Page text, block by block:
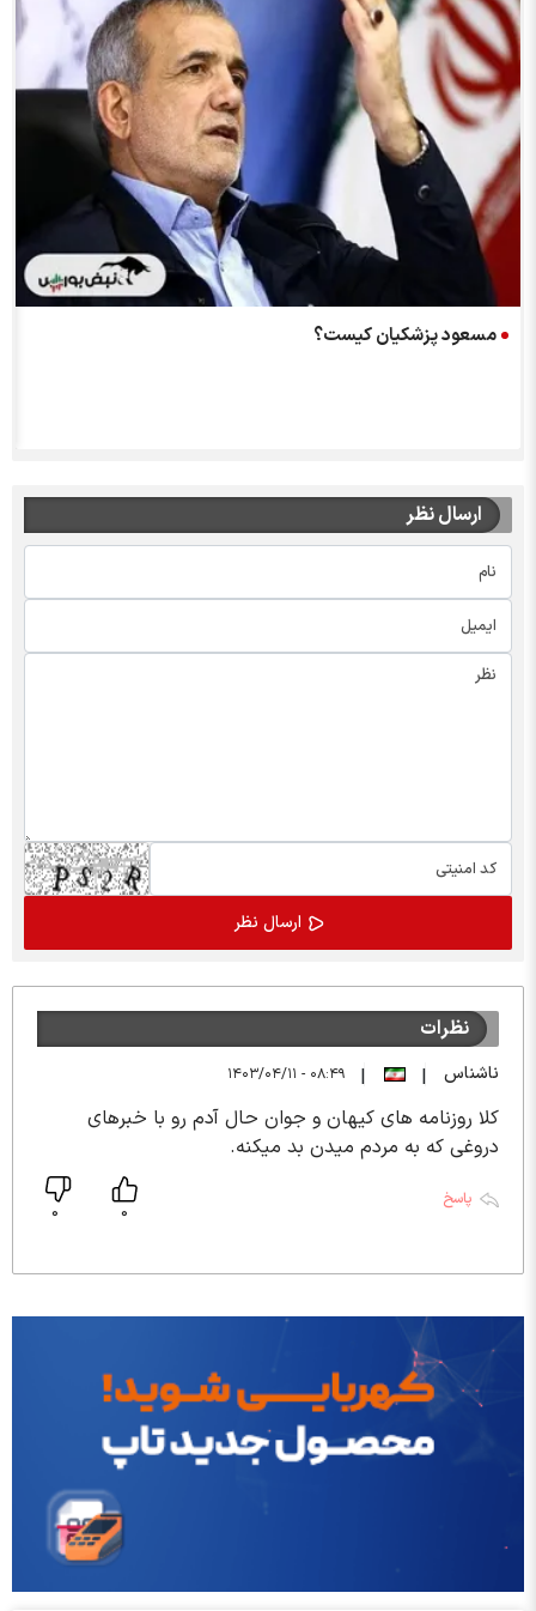
مسعود پزشکیان کیست؟
ارسال نظر
نظرات
ناشناس ۰۸:۴۹ - ۱۴۰۳/۰۴/۱۱
کلا روزنامه های کیهان و جوان حال آدم رو با خبرهای
دروغی که به مردم میدن بد میکنه.
پاسخ
0
0